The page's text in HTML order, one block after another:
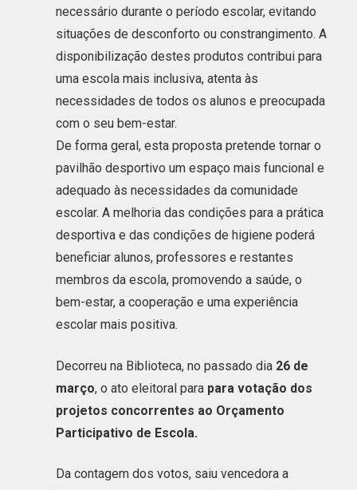
necessário durante o período escolar, evitando
situações de desconforto ou constrangimento. A
disponibilização destes produtos contribui para
uma escola mais inclusiva, atenta às
necessidades de todos os alunos e preocupada
com o seu bem-estar.
De forma geral, esta proposta pretende tornar o
pavilhão desportivo um espaço mais funcional e
adequado às necessidades da comunidade
escolar. A melhoria das condições para a prática
desportiva e das condições de higiene poderá
beneficiar alunos, professores e restantes
membros da escola, promovendo a saúde, o
bem-estar, a cooperação e uma experiência
escolar mais positiva.
Decorreu na Biblioteca, no passado dia 26 de
março, o ato eleitoral para para votação dos
projetos concorrentes ao Orçamento
Participativo de Escola.
Da contagem dos votos, saiu vencedora a